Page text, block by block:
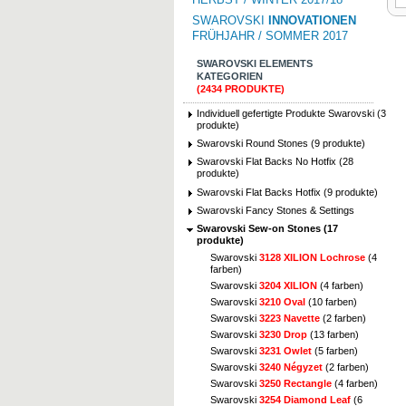
SWAROVSKI
INNOVATIONEN
FRÜHJAHR / SOMMER 2017
SWAROVSKI ELEMENTS
KATEGORIEN
(2434 PRODUKTE)
Individuell gefertigte Produkte Swarovski (3
produkte)
Swarovski Round Stones (9 produkte)
Swarovski Flat Backs No Hotfix (28
produkte)
Swarovski Flat Backs Hotfix (9 produkte)
Swarovski Fancy Stones & Settings
Swarovski Sew-on Stones (17
produkte)
Swarovski 3128 XILION Lochrose (4
farben)
Swarovski 3204 XILION (4 farben)
Swarovski 3210 Oval (10 farben)
Swarovski 3223 Navette (2 farben)
Swarovski 3230 Drop (13 farben)
Swarovski 3231 Owlet (5 farben)
Swarovski 3240 Négyzet (2 farben)
Swarovski 3250 Rectangle (4 farben)
Swarovski 3254 Diamond Leaf (6